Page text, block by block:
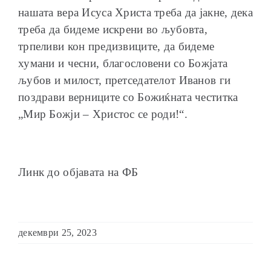
нашата вера Исуса Христа треба да јакне, дека
треба да бидеме искрени во љубовта,
трпеливи кон предизвиците, да бидеме
хумани и чесни, благословени со Божјата
љубов и милост, претседателот Иванов ги
поздрави верниците со Божиќната честитка
„Мир Божји – Христос се роди!“.
Линк до објавата на ФБ
декември 25, 2023